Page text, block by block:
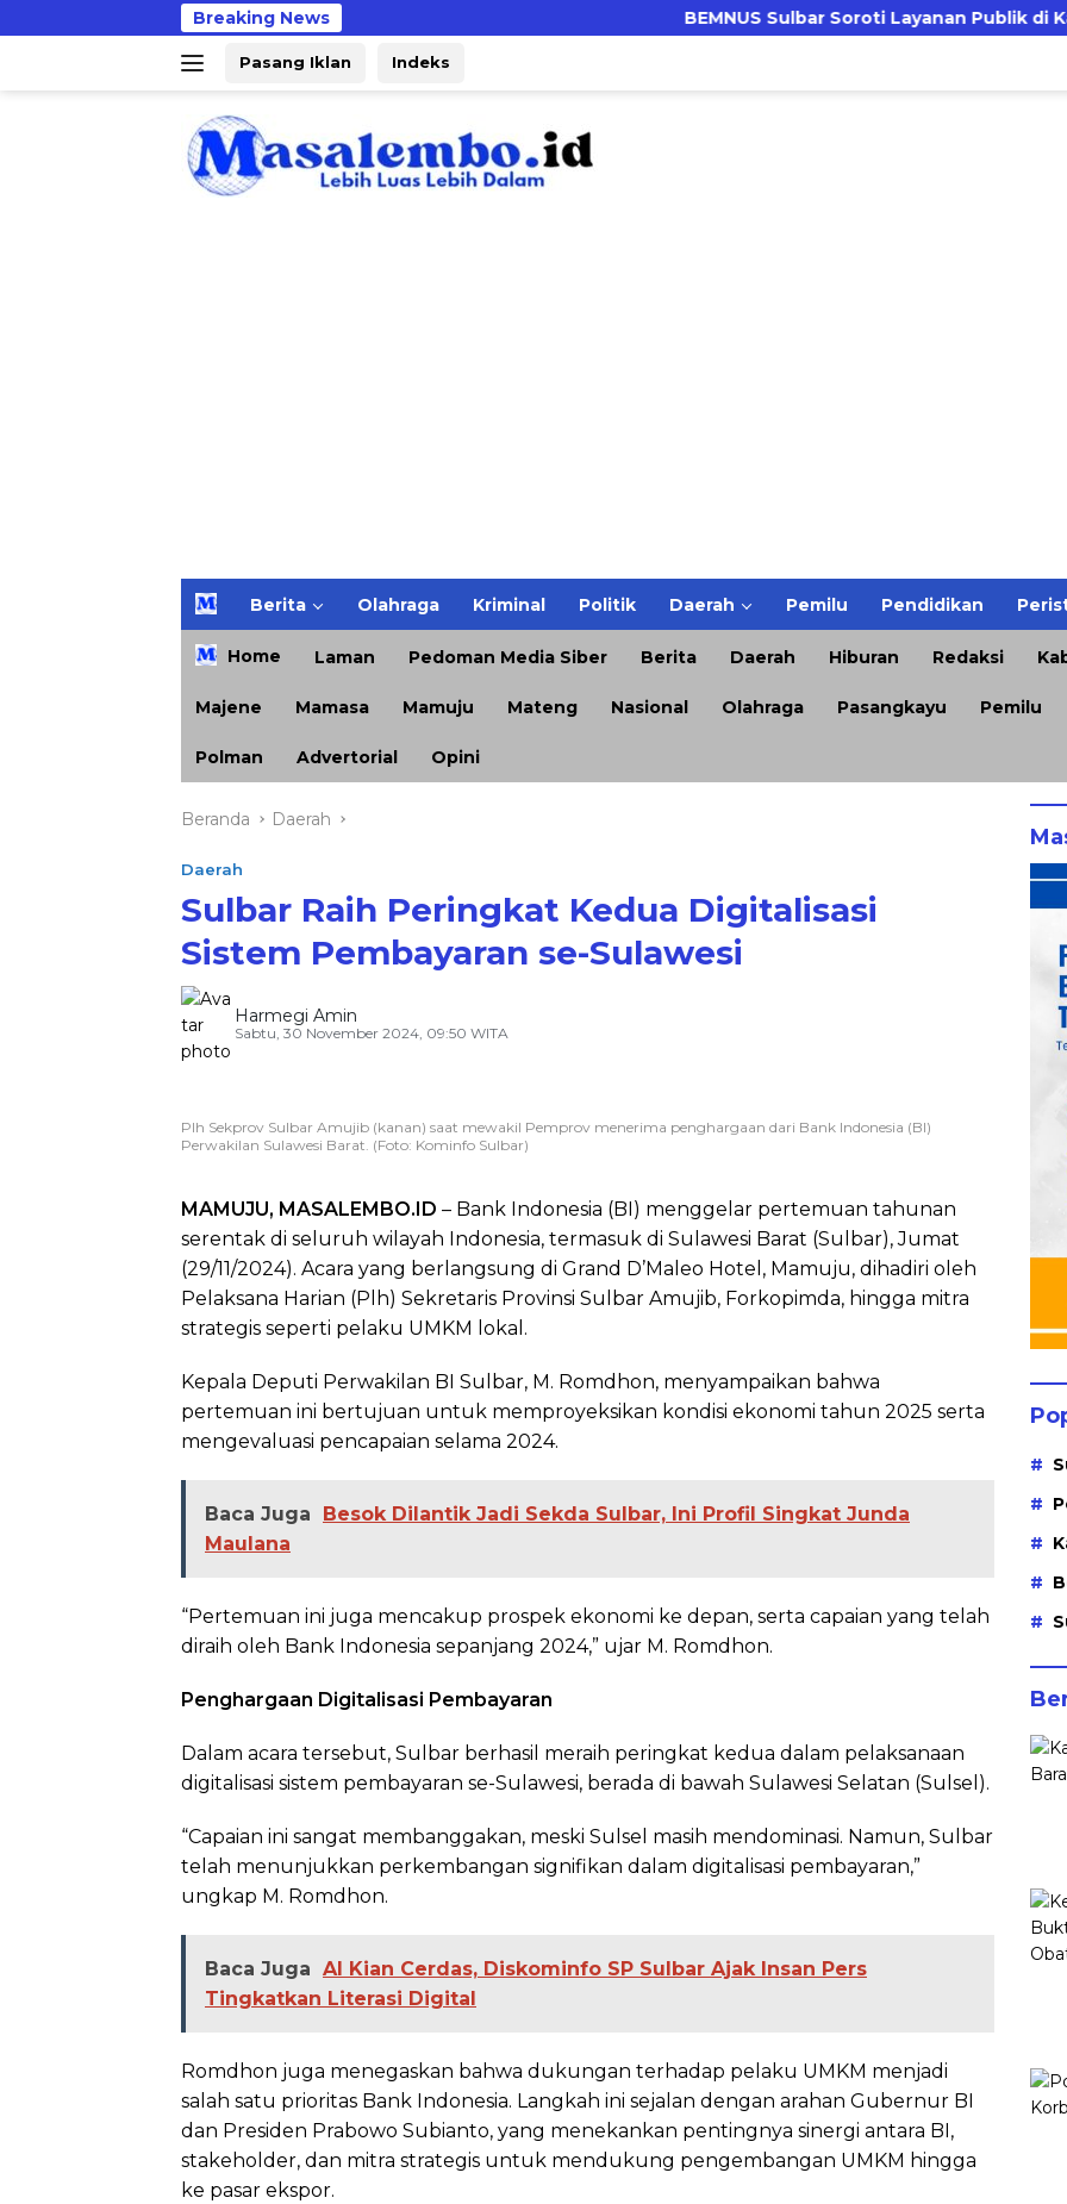
ke
Breaking News BEMNUS Sulbar Soroti Layanan Publik di Kantor Dinas
Pasang Iklan Indeks
H
m
e
Berita Olahraga Kriminal Politik Daerah Pemilu Pendidikan
Home Laman Pedoman Media Siber Berita Daerah Hiburan Redaksi
Majene Mamasa Mamuju Mateng Nasional Olahraga Pasangkayu Pemilu
Polman Advertorial Opini
Beranda Daerah
Daerah
Sulbar Raih Peringkat Kedua Digitalisasi
Sistem Pembayaran se-Sulawesi
Harmegi Amin
Sabtu, 30 November 2024, 09:50 WITA
Plh Sekprov Sulbar Amujib (kanan) saat mewakil Pemprov menerima penghargaan dari Bank Indonesia (BI)
Perwakilan Sulawesi Barat. (Foto: Kominfo Sulbar)
MAMUJU, MASALEMBO.ID – Bank Indonesia (BI) menggelar pertemuan tahunan
serentak di seluruh wilayah Indonesia, termasuk di Sulawesi Barat (Sulbar), Jumat
(29/11/2024). Acara yang berlangsung di Grand D’Maleo Hotel, Mamuju, dihadiri oleh
Pelaksana Harian (Plh) Sekretaris Provinsi Sulbar Amujib, Forkopimda, hingga mitra
strategis seperti pelaku UMKM lokal.
Kepala Deputi Perwakilan BI Sulbar, M. Romdhon, menyampaikan bahwa
pertemuan ini bertujuan untuk memproyeksikan kondisi ekonomi tahun 2025 serta
mengevaluasi pencapaian selama 2024.
Baca Juga
Besok Dilantik Jadi Sekda Sulbar, Ini Profil Singkat Junda
Maulana
“Pertemuan ini juga mencakup prospek ekonomi ke depan, serta capaian yang telah
diraih oleh Bank Indonesia sepanjang 2024,” ujar M. Romdhon.
Penghargaan Digitalisasi Pembayaran
Dalam acara tersebut, Sulbar berhasil meraih peringkat kedua dalam pelaksanaan
digitalisasi sistem pembayaran se-Sulawesi, berada di bawah Sulawesi Selatan (Sulsel).
“Capaian ini sangat membanggakan, meski Sulsel masih mendominasi. Namun, Sulbar
telah menunjukkan perkembangan signifikan dalam digitalisasi pembayaran,”
ungkap M. Romdhon.
Baca Juga AI Kian Cerdas, Diskominfo SP Sulbar Ajak Insan Pers
Tingkatkan Literasi Digital
Romdhon juga menegaskan bahwa dukungan terhadap pelaku UMKM menjadi
salah satu prioritas Bank Indonesia. Langkah ini sejalan dengan arahan Gubernur BI
dan Presiden Prabowo Subianto, yang menekankan pentingnya sinergi antara BI,
stakeholder, dan mitra strategis untuk mendukung pengembangan UMKM hingga
ke pasar ekspor.